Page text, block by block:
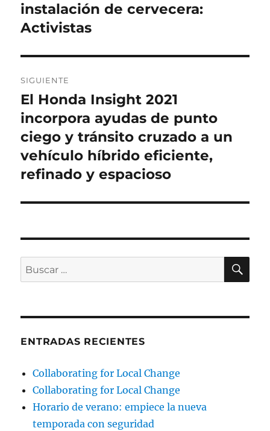
entradas
anterior:
instalación de cervecera:
Activistas
SIGUIENTE
Entrada
siguiente:
El Honda Insight 2021
incorpora ayudas de punto
ciego y tránsito cruzado a un
vehículo híbrido eficiente,
refinado y espacioso
Buscar
por:
ENTRADAS RECIENTES
Collaborating for Local Change
Collaborating for Local Change
Horario de verano: empiece la nueva
temporada con seguridad